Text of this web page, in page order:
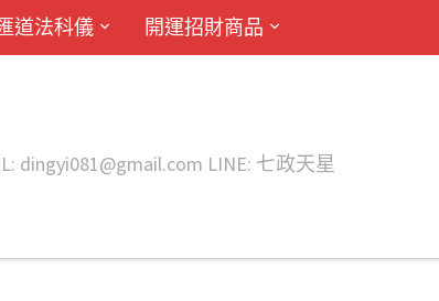
道法科儀 開運招財商品
LINE: 七政天星